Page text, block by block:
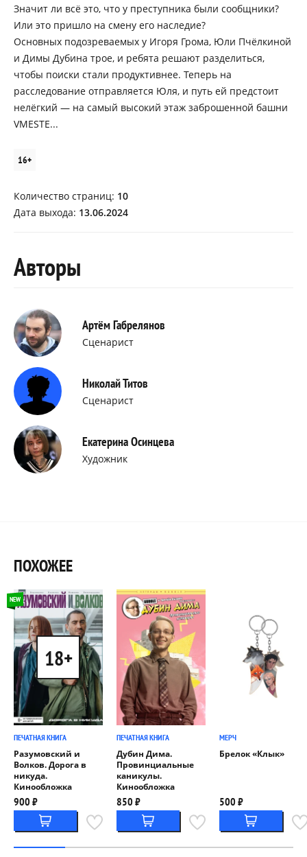
Значит ли всё это, что у преступника были сообщники?
Или это пришло на смену его наследие?
Основных подозреваемых у Игоря Грома, Юли Пчёлкиной
и Димы Дубина трое, и ребята решают разделиться,
чтобы поиски стали продуктивнее. Теперь на
расследование отправляется Юля, и путь ей предстоит
нелёгкий — на самый высокий этаж заброшенной башни
VMESTE...
16+
Количество страниц: 10
Дата выхода: 13.06.2024
Авторы
Артём Габрелянов
Сценарист
Николай Титов
Сценарист
Екатерина Осинцева
Художник
ПОХОЖЕЕ
NEW
18+
ПЕЧАТНАЯ КНИГА
Разумовский и
Волков. Дорога в
никуда.
Кинообложка
900 ₽
ПЕЧАТНАЯ КНИГА
Дубин Дима.
Провинциальные
каникулы.
Кинообложка
850 ₽
МЕРЧ
Брелок «Клык»
500 ₽